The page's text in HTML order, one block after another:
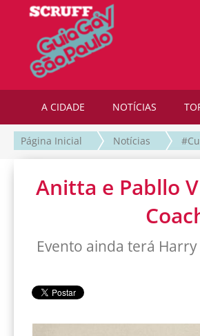
A CIDADE NOTÍCIAS
Página Inicial Notícias
Anitta e Pabllo
Evento ainda terá Harry